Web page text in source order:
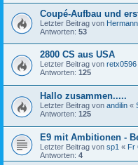
Coupé-Aufbau und
Letzter Beitrag von Hermann
Antworten: 53
2800 CS aus USA
Letzter Beitrag von retx0596
Antworten: 125
Hallo zusammen.....
Letzter Beitrag von andilin «
Antworten: 125
E9 mit Ambitionen -
Letzter Beitrag von sp1 « Fr
Antworten: 4